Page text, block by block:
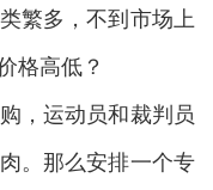
多，不到市场上
格高低？
运动员和裁判员
。那么安排一个专